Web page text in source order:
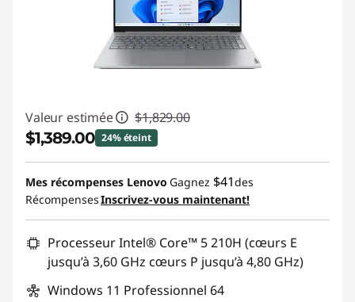
Valeur estimée $1,829.00
$1,389.00 24% éteint
Économies instantanées :-$440.00
Promo price: Max 5 units per order
Mes récompenses Lenovo Gagnez $41des
RécompensesInscrivez-vous maintenant!
Processeur Intel® Core™ 5 210H (cœurs E
jusqu’à 3,60 GHz cœurs P jusqu’à 4,80 GHz)
Windows 11 Professionnel 64